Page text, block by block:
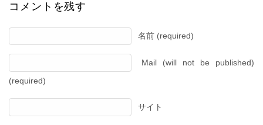
コメントを残す
名前 (required)
Mail (will not be published)
(required)
サイト